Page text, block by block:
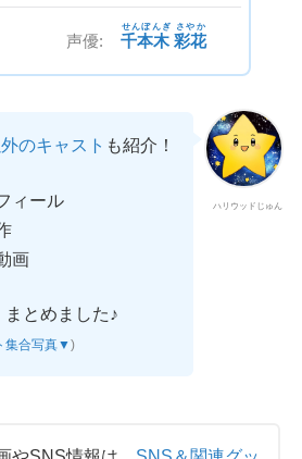
声優: 千本木 彩花
せんぼんぎ さやか
ハリウッドじゅん
外のキャスト も紹介！
ィール
画
まとめました♪
集合写真▼)